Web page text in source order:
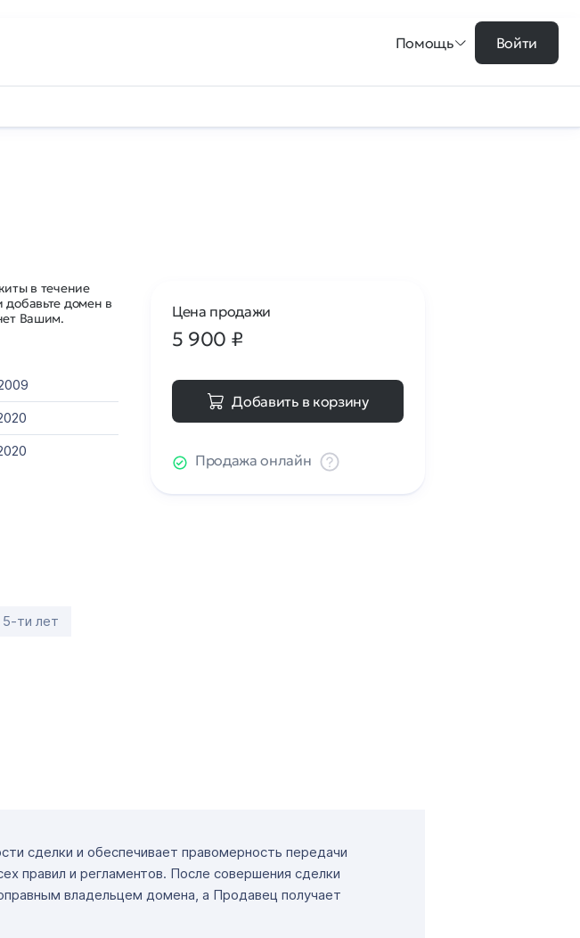
Помощь Войти
в течение
домен в
Вашим.
ти лет
Цена продажи
5 900 ₽
Добавить в корзину
Продажа онлайн
сделки и обеспечивает правомерность передачи
правил и регламентов. После совершения сделки
владельцем домена, а Продавец получает